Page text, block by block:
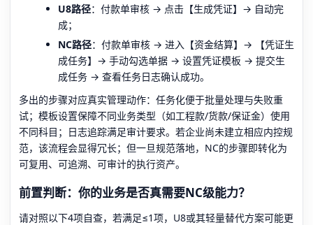
U8路径：付款单审核 → 点击【生成凭证】→ 自动完
成；
NC路径：付款单审核 → 进入【资金结算】→ 【凭证生
成任务】→ 手动勾选单据 → 设置凭证模板 → 提交生
成任务 → 查看任务日志确认成功。
多出的步骤对应真实管理动作：任务化便于批量处理与失败重
试；模板设置保障不同业务类型（如工程款/货款/保证金）使用
不同科目；日志追踪满足审计要求。若企业尚未建立相应内控规
范，该流程会显得冗长；但一旦规范落地，NC的步骤即转化为
可复用、可追溯、可审计的执行资产。
前置判断：你的业务是否真需要NC级能力？
请对照以下4项自查，若满足≤1项，U8或其轻量替代方案可能更